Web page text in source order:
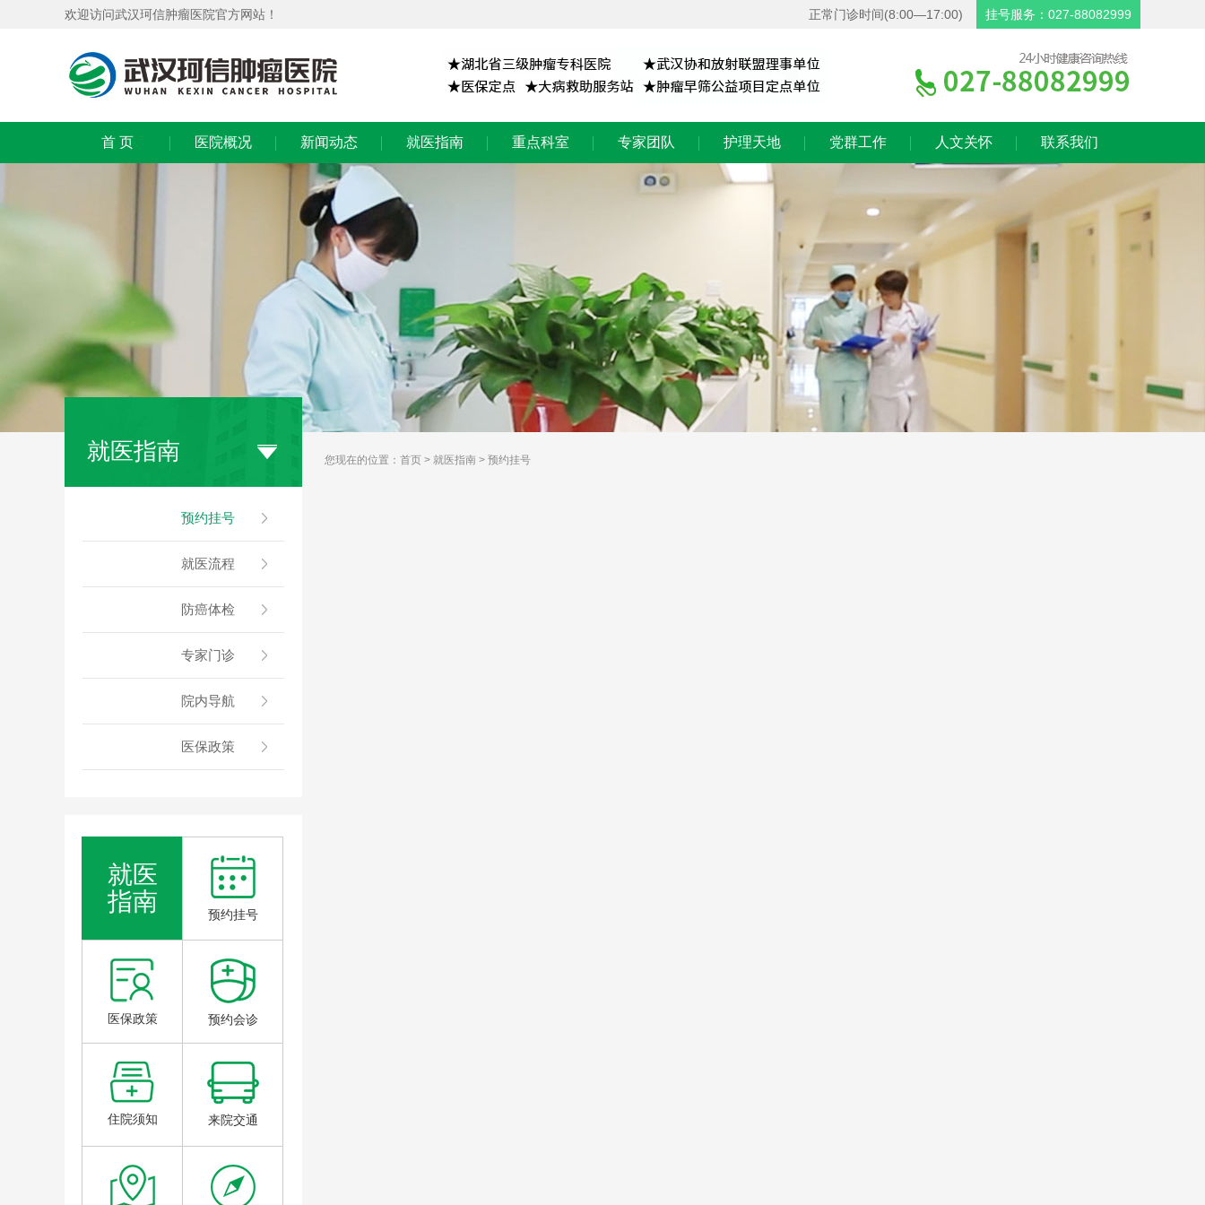
正常门诊时间(8:00—17:00) 挂号服务：027-88082999
欢迎访问武汉珂信肿瘤医院官方网站！
首 页 医院概况 新闻动态 就医指南 重点科室 专家团队 护理天地 党群工作 人文关怀 联系我们
就医指南
预约挂号
就医流程
防癌体检
专家门诊
院内导航
医保政策
就医
指南
预约挂号
医保政策 预约会诊
住院须知 来院交通
您现在的位置： 首页 > 就医指南 > 预约挂号